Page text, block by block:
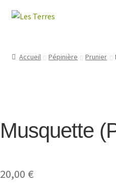
Aller
navigation
Aller
VALEURS
Accueil Pépinière Prunier
Musquette
20,00 €